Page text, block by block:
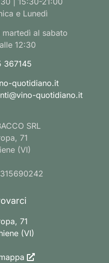
e Lunedì
al sabato
12:30
367145
quotidiano.it
quotidiano.it
SRL
71
(VI)
71
(VI)